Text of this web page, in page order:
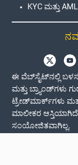
KYC ಮತ್ತು AML
ಈ ವೆಬ್‌ಸೈಟ್‌ನಲ್ಲಿ
ಮತ್ತು ಬ್ರ್ಯಾಂಡ್‌ಗಳು
ಟ್ರೇಡ್‌ಮಾರ್ಕ್‌ಗಳು
ಮಾಲೀಕರ
ಸಂಯೋಜಿತವಾಗಿಲ್ಲ.